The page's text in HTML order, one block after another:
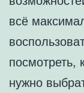
всё
нужно